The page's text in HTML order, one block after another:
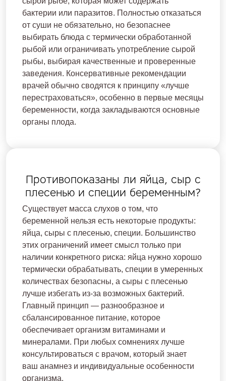
бактерии или паразитов. Полностью отказаться
от суши не обязательно, но безопаснее
выбирать блюда с термически обработанной
рыбой или ограничивать употребление сырой
рыбы, выбирая качественные и проверенные
заведения. Консервативные рекомендации
врачей обычно сводятся к принципу «лучше
перестраховаться», особенно в первые месяцы
беременности, когда закладываются основные
органы плода.
Противопоказаны ли яйца, сыр с
плесенью и специи беременным?
Существует масса слухов о том, что
беременной нельзя есть некоторые продукты:
яйца, сыры с плесенью, специи. Большинство
этих ограничений имеет смысл только при
наличии конкретного риска: яйца нужно хорошо
термически обрабатывать, специи в умеренных
количествах безопасны, а сыры с плесенью
лучше избегать из-за возможных бактерий.
Главный принцип — разнообразное и
сбалансированное питание, которое
обеспечивает организм витаминами и
минералами. При любых сомнениях лучше
консультироваться с врачом, который знает
ваш анамнез и индивидуальные особенности
организма.